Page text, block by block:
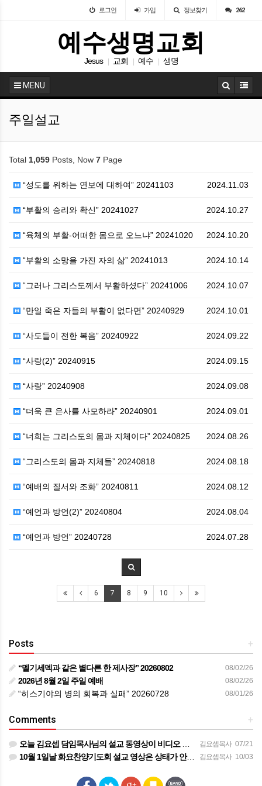
로그인 가입 정보찾기 262
예수생명교회
Jesus 교회 예수 생명
MENU
주일설교
Total 1,059 Posts, Now 7 Page
2024.11.03
“성도를 위하는 연보에 대하여” 20241103
2024.10.27
“부활의 승리와 확신” 20241027
2024.10.20
“육체의 부활-어떠한 몸으로 오느냐” 20241020
2024.10.14
“부활의 소망을 가진 자의 삶” 20241013
2024.10.07
“그러나 그리스도께서 부활하셨다” 20241006
2024.10.01
“만일 죽은 자들의 부활이 없다면” 20240929
2024.09.22
“사도들이 전한 복음” 20240922
2024.09.15
“사랑(2)” 20240915
2024.09.08
“사랑” 20240908
2024.09.01
“더욱 큰 은사를 사모하라” 20240901
2024.08.26
“너희는 그리스도의 몸과 지체이다” 20240825
2024.08.18
“그리스도의 몸과 지체들” 20240818
2024.08.12
“예배의 질서와 조화” 20240811
2024.08.04
“예언과 방언(2)” 20240804
2024.07.28
“예언과 방언” 20240728
6 7 8 9 10
+
Posts
08/02/26
“멜기세덱과 같은 별다른 한 제사장” 20260802
08/02/26
2026년 8월 2일 주일 예배
08/01/26
“히스기야의 병의 회복과 실패” 20260728
+
Comments
김요셉목사 07/21
오늘 김요셉 담임목사님의 설교 동영상이 비디오 장비 문제로 영상을 올려 드리지 못해 죄송합니다 오늘 주일 설…
김요셉목사 10/03
10월 1일날 화요찬양기도회 설교 영상은 상태가 안좋아서 오디오만 올려 드립니다